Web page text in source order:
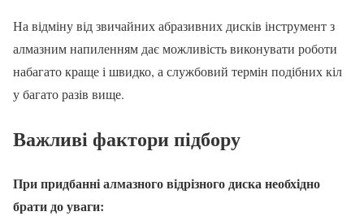
На відміну від звичайних абразивних дисків інструмент з
алмазним напиленням дає можливість виконувати роботи
набагато краще і швидко, а службовий термін подібних кіл
у багато разів вище.
Важливі фактори підбору
При придбанні алмазного відрізного диска необхідно
брати до уваги: